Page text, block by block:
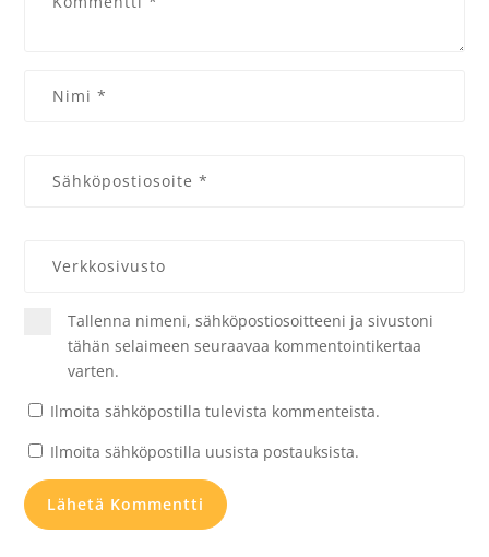
Tallenna nimeni, sähköpostiosoitteeni ja sivustoni
tähän selaimeen seuraavaa kommentointikertaa
varten.
Ilmoita sähköpostilla tulevista kommenteista.
Ilmoita sähköpostilla uusista postauksista.